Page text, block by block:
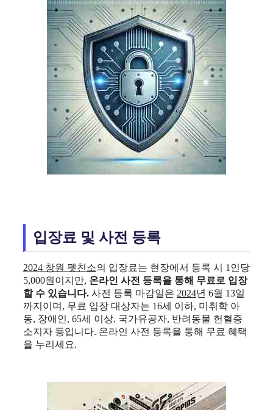
입장료 및 사전 등록
2024 창원 펫친소의 입장료는 현장에서 등록 시 1인당
5,000원이지만, 온라인 사전 등록을 통해 무료로 입장
할 수 있습니다. 사전 등록 마감일은 2024년 6월 13일
까지이며, 무료 입장 대상자는 16세 이하, 미취학 아
동, 장애인, 65세 이상, 국가유공자, 반려동물 헌혈증
소지자 등입니다. 온라인 사전 등록을 통해 무료 혜택
을 누리세요.